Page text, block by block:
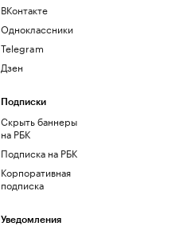
ВКонтакте
Одноклассники
Telegram
Дзен
Подписки
Скрыть баннеры
на РБК
Подписка на РБК
Корпоративная
подписка
Уведомления